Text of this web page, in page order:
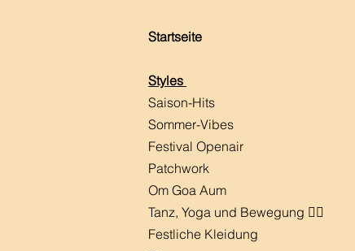
Startseite
Styles
Saison-Hits
​Sommer-Vibes
Festival Openair
Patchwork
Om Goa Aum
Tanz, Yoga und Bewegung 🧘‍♀️
Festliche Kleidung